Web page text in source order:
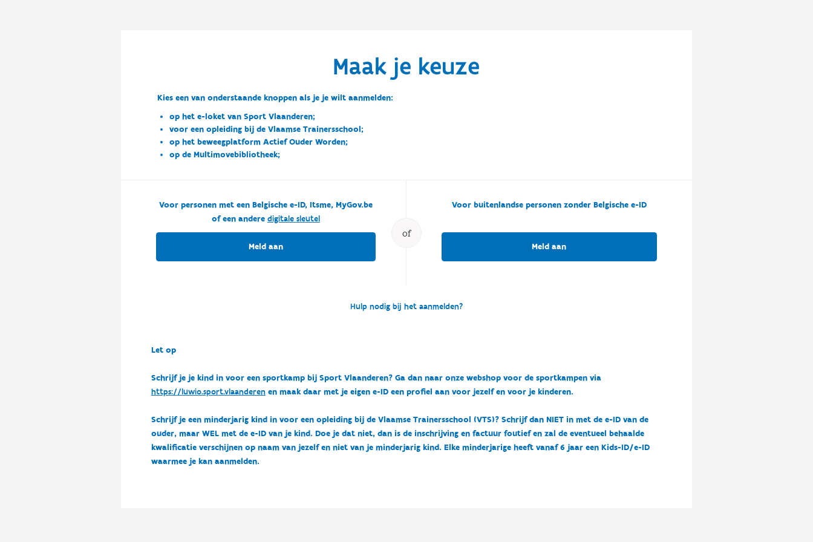
Maak je keuze
Kies een van onderstaande knoppen als je je wilt aanmelden:
op het e-loket van Sport Vlaanderen;
voor een opleiding bij de Vlaamse Trainersschool;
op het beweegplatform Actief Ouder Worden;
op de Multimovebibliotheek;
of
Voor personen met een Belgische e-ID, Itsme, MyGov.be
of een andere digitale sleutel
Meld aan
Voor buitenlandse personen zonder Belgische e-ID
Meld aan
Hulp nodig bij het aanmelden?
Let op
Schrijf je je kind in voor een sportkamp bij Sport Vlaanderen? Ga dan naar onze webshop voor de sportkampen via
https://luwio.sport.vlaanderenen maak daar met je eigen e-ID een profiel aan voor jezelf en voor je kinderen.
Schrijf je een minderjarig kind in voor een opleiding bij de Vlaamse Trainersschool (VTS)? Schrijf dan NIET in met de e-ID van de
ouder, maar WEL met de e-ID van je kind. Doe je dat niet, dan is de inschrijving en factuur foutief en zal de eventueel behaalde
kwalificatie verschijnen op naam van jezelf en niet van je minderjarig kind. Elke minderjarige heeft vanaf 6 jaar een Kids-ID/e-ID
waarmee je kan aanmelden.